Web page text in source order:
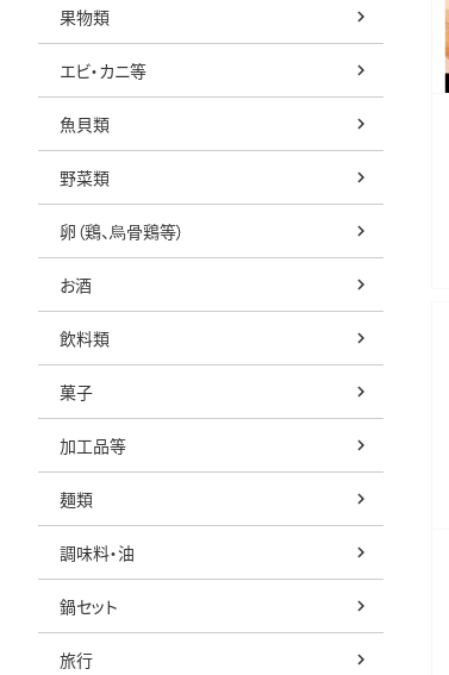
果物類
エビ・カニ等
魚貝類
野菜類
卵（鶏、烏骨鶏等）
お酒
飲料類
菓子
加工品等
麺類
調味料・油
鍋セット
旅行